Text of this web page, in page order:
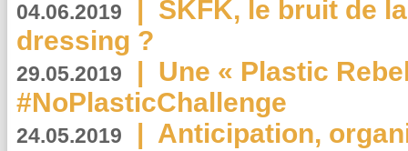
04.06.2019 | SKFK, le bruit de
dressing ?
29.05.2019 | Une « Plastic
#NoPlasticChallenge
24.05.2019 | Anticipation,